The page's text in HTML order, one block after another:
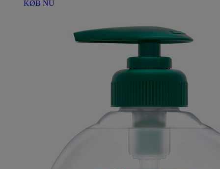
KØB NU